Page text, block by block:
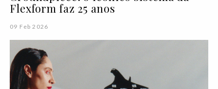
Flexform faz 25 anos
09 Feb 2026